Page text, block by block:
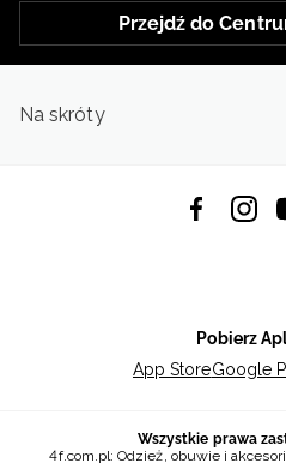
Przejdź do
Na skróty
Pobierz
App StoreGoogle
Wszystkie prawa
4f.com.pl: Odzież, obuwie i